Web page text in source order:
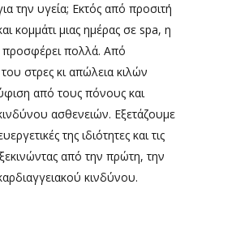
την υγεία; Εκτός από προσιτή
κομμάτι μιας ημέρας σε spa, η
πολλά. Από
στρες κι απώλεια κιλών
από τους πόνους και
ασθενειών. Εξετάζουμε
της ιδιότητες και τις
από την πρώτη, την
κινδύνου.